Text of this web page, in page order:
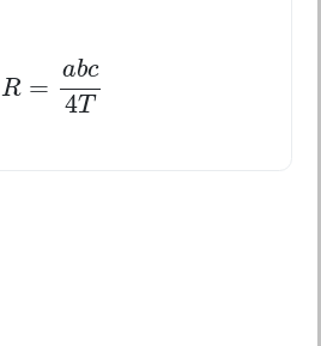
R =
abc
4T
c4T